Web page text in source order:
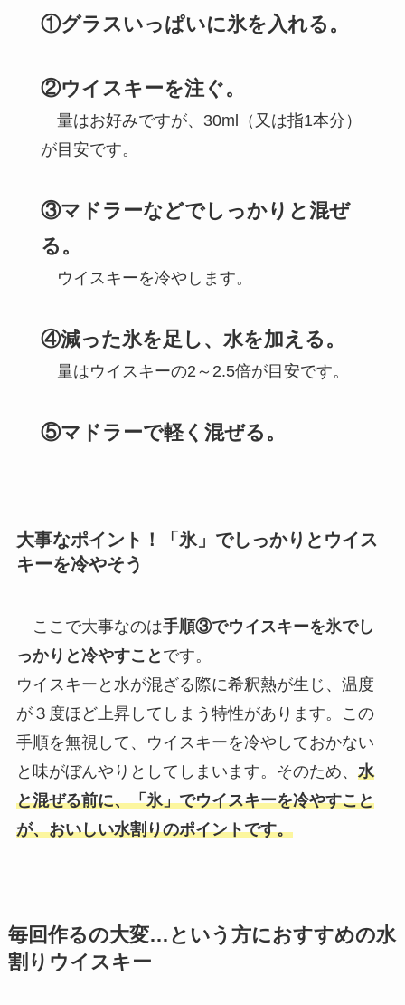
①グラスいっぱいに氷を入れる。
②ウイスキーを注ぐ。
量はお好みですが、30ml（又は指1本分）
が目安です。
③マドラーなどでしっかりと混ぜ
る。
ウイスキーを冷やします。
④減った氷を足し、水を加える。
量はウイスキーの2～2.5倍が目安です。
⑤マドラーで軽く混ぜる。
大事なポイント！「氷」でしっかりとウイス
キーを冷やそう
ここで大事なのは手順③でウイスキーを氷でし
っかりと冷やすこと です。
ウイスキーと水が混ざる際に希釈熱が生じ、温度
が３度ほど上昇してしまう特性があります。この
手順を無視して、ウイスキーを冷やしておかない
と味がぼんやりとしてしまいます。そのため、 水
と混ぜる前に、「氷」でウイスキーを冷やすこと
が、おいしい水割りのポイントです。
毎回作るの大変…という方におすすめの水
割りウイスキー